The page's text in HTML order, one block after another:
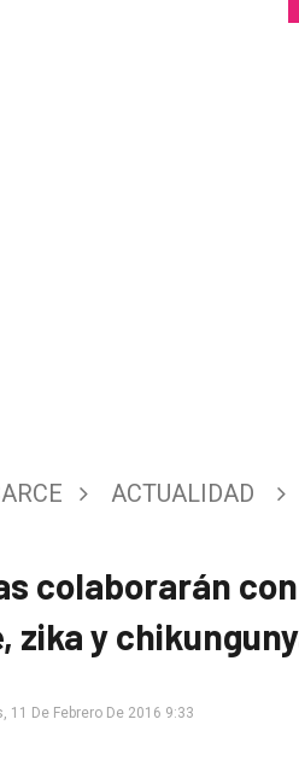
ACTUALIDAD
colaborarán
zika y
11 De Febrero De 2016 9:33